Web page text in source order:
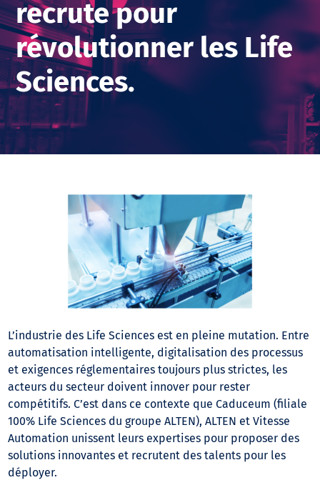
recrute pour
révolutionner les Life
Sciences.
L’industrie des Life Sciences est en pleine mutation. Entre
automatisation intelligente, digitalisation des processus
et exigences réglementaires toujours plus strictes, les
acteurs du secteur doivent innover pour rester
compétitifs. C’est dans ce contexte que Caduceum (filiale
100% Life Sciences du groupe ALTEN), ALTEN et Vitesse
Automation unissent leurs expertises pour proposer des
solutions innovantes et recrutent des talents pour les
déployer.